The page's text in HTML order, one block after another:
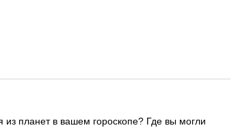
из планет в вашем гороскопе? Где вы могли